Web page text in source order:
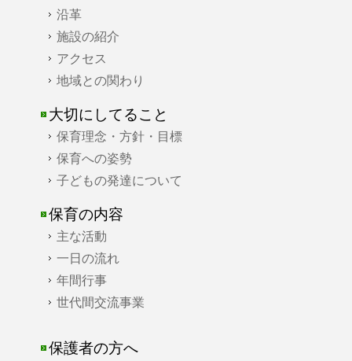
沿革
施設の紹介
アクセス
地域との関わり
大切にしてること
保育理念・方針・目標
保育への姿勢
子どもの発達について
保育の内容
主な活動
一日の流れ
年間行事
世代間交流事業
保護者の方へ